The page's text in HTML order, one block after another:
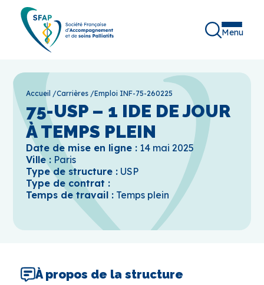
Menu
Accueil /Carrières /Emploi INF-75-260225
75-USP – 1 IDE DE JOUR
À TEMPS PLEIN
Date de mise en ligne : 14 mai 2025
Ville : Paris
Type de structure : USP
Type de contrat :
Temps de travail : Temps plein
À propos de la structure